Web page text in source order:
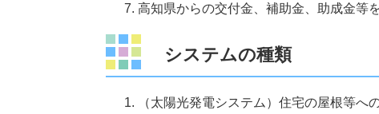
高知県からの交付金、補助金、助成金等
システムの種類
（太陽光発電システム）住宅の屋根等